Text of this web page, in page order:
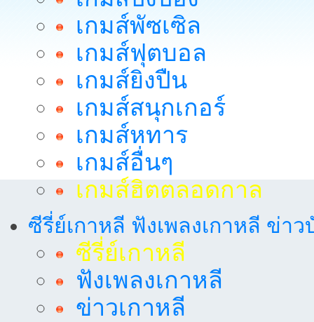
เกมส์พัซเซิล
เกมส์ฟุตบอล
เกมส์ยิงปืน
เกมส์สนุกเกอร์
เกมส์หทาร
เกมส์อื่นๆ
เกมส์ฮิตตลอดกาล
ซีรี่ย์เกาหลี ฟังเพลงเกาหลี ข่าว
ซีรี่ย์เกาหลี
ฟังเพลงเกาหลี
ข่าวเกาหลี